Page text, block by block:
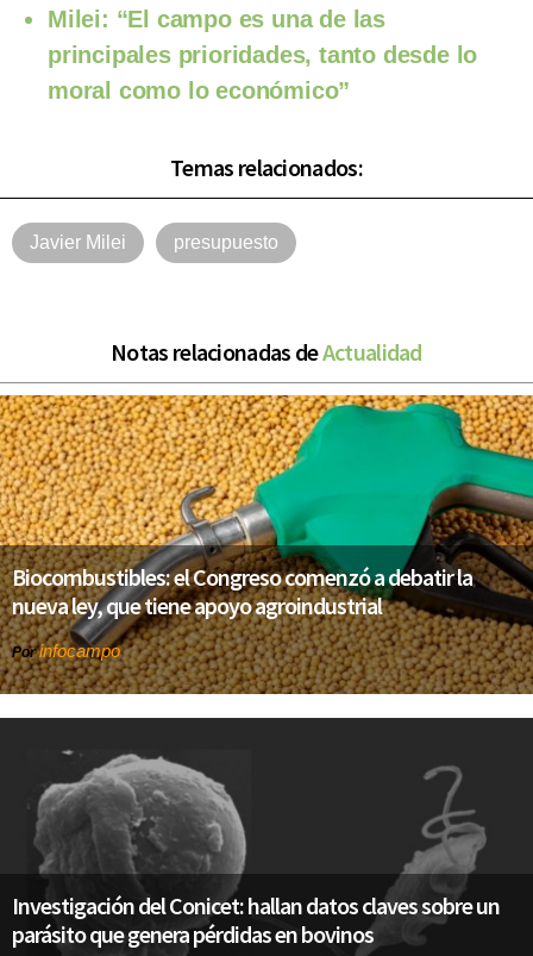
Milei: “El campo es una de las
principales prioridades, tanto desde lo
moral como lo económico”
Temas relacionados:
Javier Milei presupuesto
Notas relacionadas deActualidad
Biocombustibles: el Congreso comenzó a debatir la
nueva ley, que tiene apoyo agroindustrial
Porinfocampo
Investigación del Conicet: hallan datos claves sobre un
parásito que genera pérdidas en bovinos